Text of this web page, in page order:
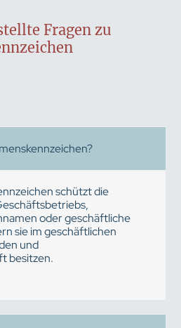
Fragen zu
schützt die
oder geschäftliche
sie im geschäftlichen
und
besitzen.